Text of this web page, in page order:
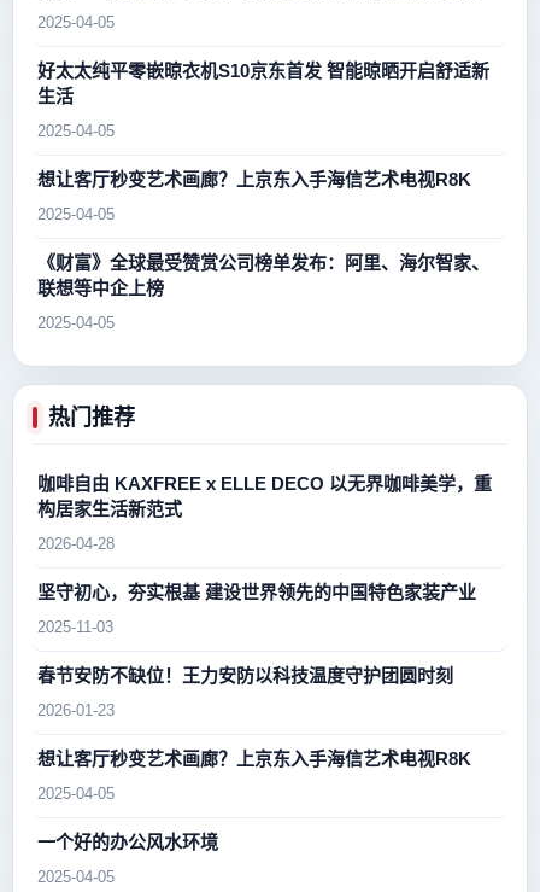
2025-04-05
好太太纯平零嵌晾衣机S10京东首发 智能晾晒开启舒适新
生活
2025-04-05
想让客厅秒变艺术画廊？上京东入手海信艺术电视R8K
2025-04-05
《财富》全球最受赞赏公司榜单发布：阿里、海尔智家、
联想等中企上榜
2025-04-05
热门推荐
咖啡自由 KAXFREE x ELLE DECO 以无界咖啡美学，重
构居家生活新范式
2026-04-28
坚守初心，夯实根基 建设世界领先的中国特色家装产业
2025-11-03
春节安防不缺位！王力安防以科技温度守护团圆时刻
2026-01-23
想让客厅秒变艺术画廊？上京东入手海信艺术电视R8K
2025-04-05
一个好的办公风水环境
2025-04-05